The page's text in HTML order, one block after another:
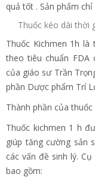
quả tốt . Sản phẩm
Thuốc kéo dài thời
Thuốc Kichmen 1h
theo tiêu chuẩn FDA
của giáo sư Trần
phần Dược phẩm Trí
Thành phần của
Thuốc kichmen 1 h
giúp tăng cường sản
các vấn đề sinh lý.
bao gồm: